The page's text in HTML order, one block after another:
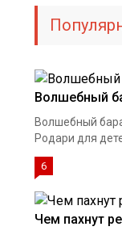
Волшебный
Волшебный
Родари для
6
Чем пахнут